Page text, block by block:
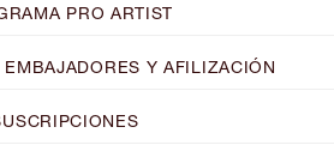
PRO ARTIST
Y AFILIZACIÓN